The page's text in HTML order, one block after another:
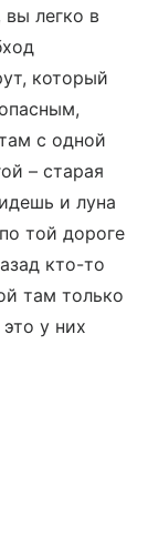
легко в
который
с одной
– старая
и луна
той дороге
кто-то
там только
у них